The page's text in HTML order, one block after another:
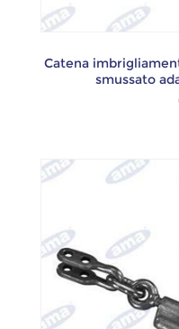
Catena
smussato